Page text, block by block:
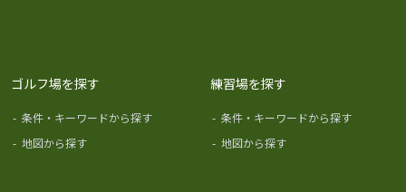
ゴルフ場を探す
- 条件・キーワードから探す
- 地図から探す
練習場を探す
- 条件・キーワードから探す
- 地図から探す